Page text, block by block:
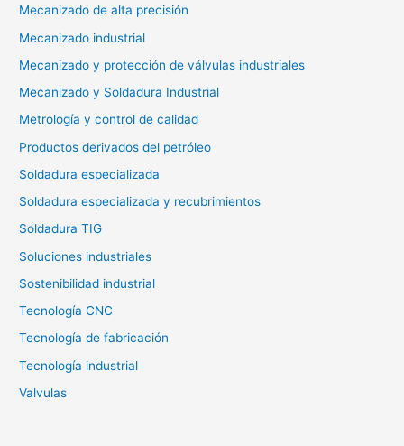
Mecanizado de alta precisión
Mecanizado industrial
Mecanizado y protección de válvulas industriales
Mecanizado y Soldadura Industrial
Metrología y control de calidad
Productos derivados del petróleo
Soldadura especializada
Soldadura especializada y recubrimientos
Soldadura TIG
Soluciones industriales
Sostenibilidad industrial
Tecnología CNC
Tecnología de fabricación
Tecnología industrial
Valvulas